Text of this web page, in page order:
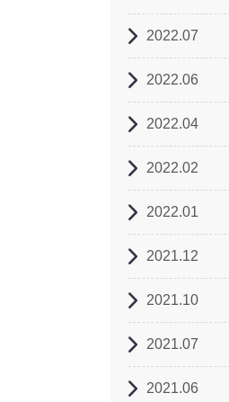
2022.07
2022.06
2022.04
2022.02
2022.01
2021.12
2021.10
2021.07
2021.06